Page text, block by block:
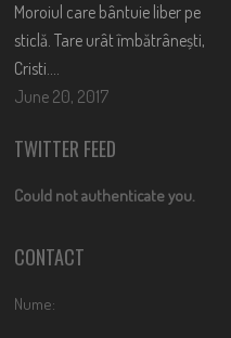
Moroiul care bântuie liber pe
sticlă. Tare urât îmbătrânești,
Cristi….
June 20, 2017
TWITTER FEED
Could not authenticate you.
CONTACT
Nume: